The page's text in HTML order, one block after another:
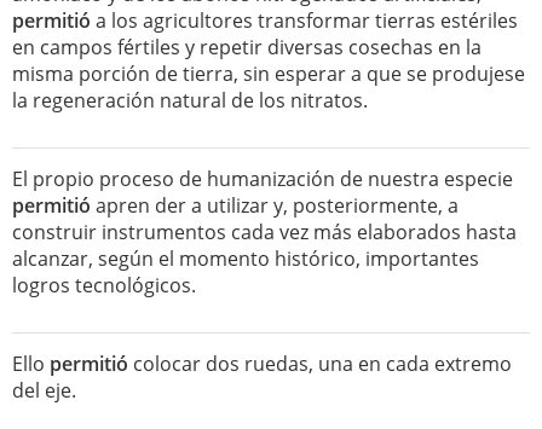
permitió a los agricultores transformar tierras estériles
en campos fértiles y repetir diversas cosechas en la
misma porción de tierra, sin esperar a que se produjese
la regeneración natural de los nitratos.
El propio proceso de humanización de nuestra especie
permitió apren der a utilizar y, posteriormente, a
construir instrumentos cada vez más elaborados hasta
alcanzar, según el momento histórico, importantes
logros tecnológicos.
Ello permitió colocar dos ruedas, una en cada extremo
del eje.